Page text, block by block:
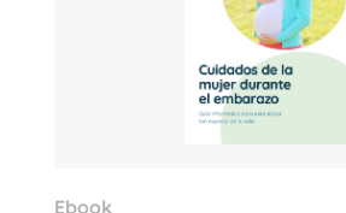
Ebook